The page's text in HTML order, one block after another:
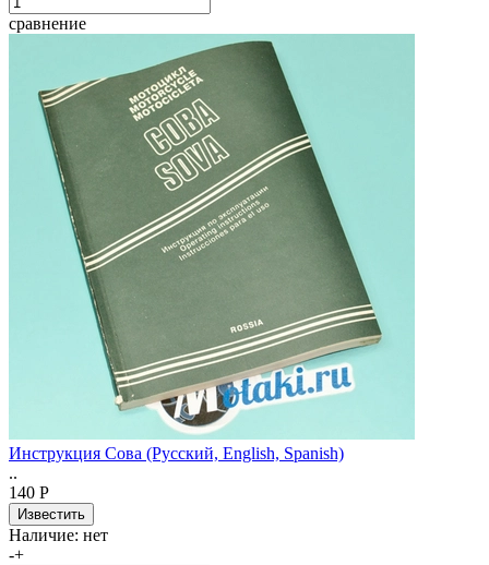
сравнение
Инструкция Сова (Русский, English, Spanish)
..
140 Р
Наличие: нет
-+